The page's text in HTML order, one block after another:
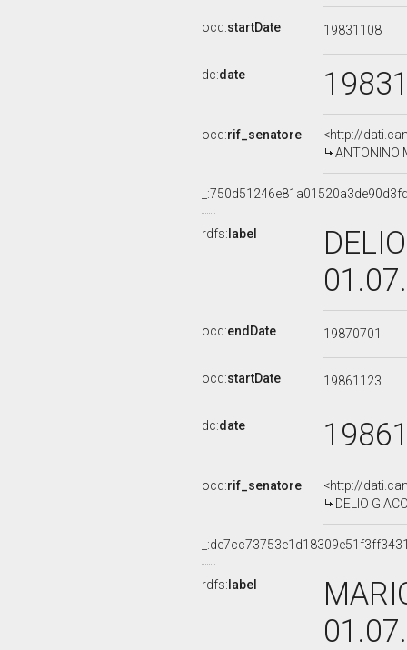
ocd:startDate 19831108
dc:date
ocd:rif_senatore
<http://
ANTONINO
rdfs: label
ocd:endDate 19870701
ocd:startDate 19861123
dc:date
ocd:rif_senatore
<http://
DELIO
rdfs: label